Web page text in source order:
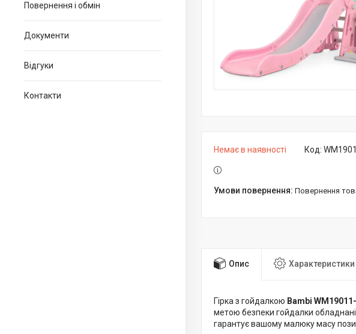
Повернення і обмін
Документи
Відгуки
Контакти
Немає в наявності Код:
повернення
Опис Характеристики
Гірка з гойдалкою Bambi
метою безпеки гойдалки
гарантує вашому малюку масу